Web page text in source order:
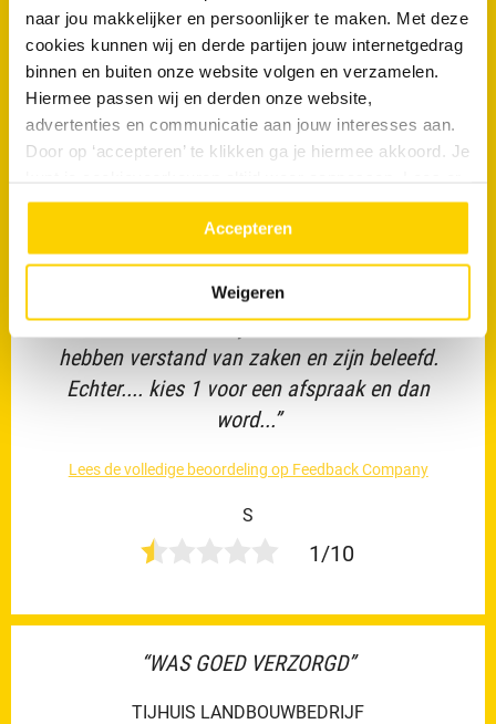
naar jou makkelijker en persoonlijker te maken. Met deze
cookies kunnen wij en derde partijen jouw internetgedrag
binnen en buiten onze website volgen en verzamelen.
Hiermee passen wij en derden onze website,
advertenties en communicatie aan jouw interesses aan.
Door op ‘accepteren’ te klikken ga je hiermee akkoord. Je
meer over in onsprivacy beleid.
Accepteren
Weigeren
zeer langzaam af, een dreigende verstopping.
Om 14:00 met RSs Andere gebeld en om 15:30
kwamen Egbert en...”
Lees de volledige beoordeling op Feedback Company
“De monteurs daar zal je me niet over horen, die
hebben verstand van zaken en zijn beleefd.
Echter.... kies 1 voor een afspraak en dan
word...”
Lees de volledige beoordeling op Feedback Company
S
1/10
“WAS GOED VERZORGD”
TIJHUIS LANDBOUWBEDRIJF